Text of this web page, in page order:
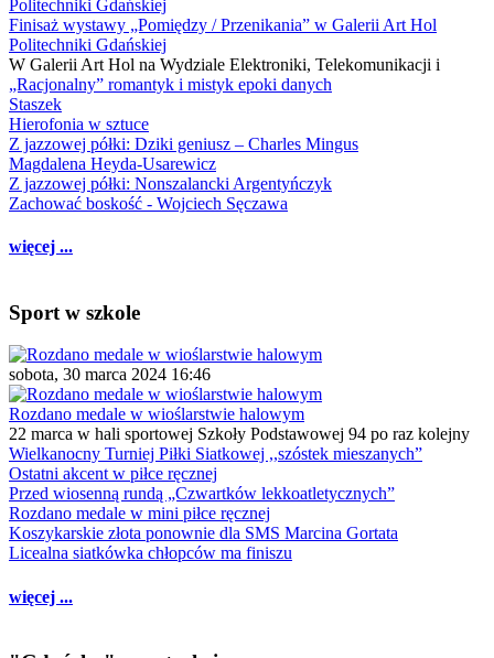
Finisaż wystawy „Pomiędzy / Przenikania” w Galerii Art Hol
Politechniki Gdańskiej
W Galerii Art Hol na Wydziale Elektroniki, Telekomunikacji i
„Racjonalny” romantyk i mistyk epoki danych
Staszek
Hierofonia w sztuce
Z jazzowej półki: Dziki geniusz – Charles Mingus
Magdalena Heyda-Usarewicz
Z jazzowej półki: Nonszalancki Argentyńczyk
Zachować boskość - Wojciech Sęczawa
więcej ...
Sport w szkole
sobota, 30 marca 2024 16:46
Rozdano medale w wioślarstwie halowym
22 marca w hali sportowej Szkoły Podstawowej 94 po raz kolejny
Wielkanocny Turniej Piłki Siatkowej ,,szóstek mieszanych”
Ostatni akcent w piłce ręcznej
Przed wiosenną rundą „Czwartków lekkoatletycznych”
Rozdano medale w mini piłce ręcznej
Koszykarskie złota ponownie dla SMS Marcina Gortata
Licealna siatkówka chłopców ma finiszu
więcej ...